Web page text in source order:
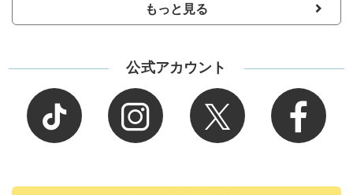
もっと見る
公式アカウント